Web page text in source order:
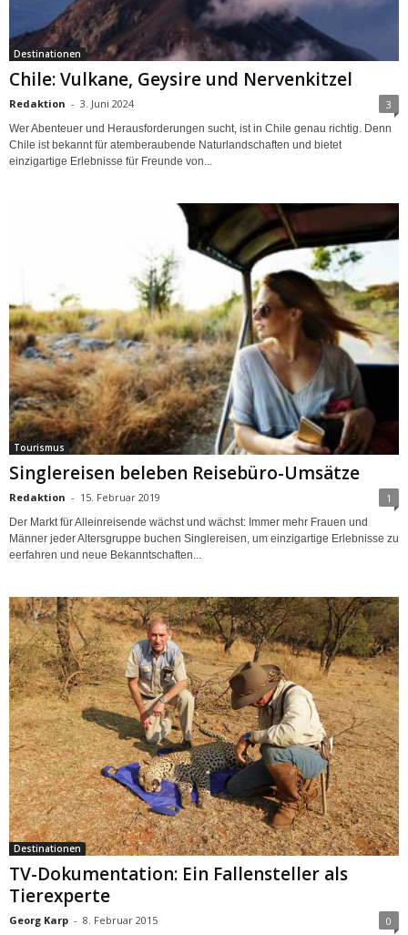
Destinationen
Chile: Vulkane, Geysire und Nervenkitzel
Redaktion - 3. Juni 2024 3
Wer Abenteuer und Herausforderungen sucht, ist in Chile genau richtig. Denn
Chile ist bekannt für atemberaubende Naturlandschaften und bietet
einzigartige Erlebnisse für Freunde von...
Tourismus
Singlereisen beleben Reisebüro-Umsätze
Redaktion - 15. Februar 2019 1
Der Markt für Alleinreisende wächst und wächst: Immer mehr Frauen und
Männer jeder Altersgruppe buchen Singlereisen, um einzigartige Erlebnisse zu
eerfahren und neue Bekanntschaften...
Destinationen
TV-Dokumentation: Ein Fallensteller als
Tierexperte
Georg Karp - 8. Februar 2015 0